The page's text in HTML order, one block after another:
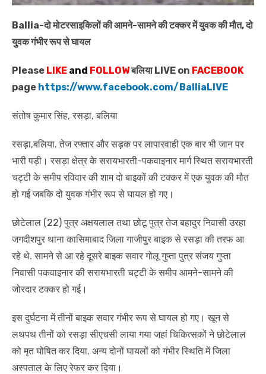
Ballia-दो मोटरसाइकिलों की आमने-सामने की टक्कर में युवक की मौत, दो
युवक गंभीर रूप से घायल
Please LIKE and FOLLOWबलिया LIVE on FACEBOOK
page https://www.facebook.com/BalliaLIVE
संतोष कुमार सिंह, रसड़ा, बलिया
रसड़ा,बलिया. तेज रफ्तार और सड़क पर लापारवाही एक बार भी जान पर
भारी पड़ी। रसड़ा क्षेत्र के सरायभारती-पकवाइनार मार्ग स्थित सरायभारती
चट्टी के समीप रविवार की शाम दो बाइकों की टक्कर में एक युवक की मौत
हो गई जबकि दो युवक गंभीर रूप से घायल हो गए।
छोटेलाल (22) पुत्र अक्षयलाल तथा छोटू पुत्र तेज बहादुर निवासी उरहा
जगदीशपुर थाना कासिमाबाद जिला गाजीपुर बाइक से रसड़ा की तरफ आ
रहे थे. सामने से आ रहे दूसरे बाइक सवार गोलू गुप्ता पुत्र संजय गुप्ता
निवासी पकवाइनार की सरायभारती चट्टी के समीप आमने-सामने की
जोरदार टक्कर हो गई।
इस दुर्घटना में तीनों बाइक सवार गंभीर रूप से घायल हो गए। खून से
लथपथ तीनों को रसड़ा सीएचसी लाया गया जहां चिकित्सकों ने छोटेलाल
को मृत घोषित कर दिया. अन्य दोनों घायलों को गंभीर स्थिति में जिला
अस्पताल के लिए रेफर कर दिया।